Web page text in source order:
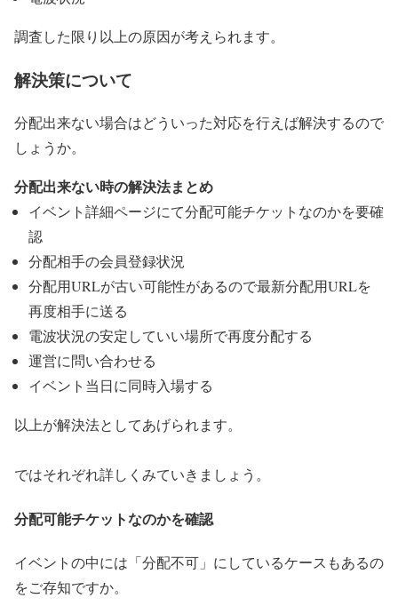
調査した限り以上の原因が考えられます。
解決策について
分配出来ない場合はどういった対応を行えば解決するので
しょうか。
分配出来ない時の解決法まとめ
イベント詳細ページにて分配可能チケットなのかを要確
認
分配相手の会員登録状況
分配用URLが古い可能性があるので最新分配用URLを
再度相手に送る
電波状況の安定していい場所で再度分配する
運営に問い合わせる
イベント当日に同時入場する
以上が解決法としてあげられます。
ではそれぞれ詳しくみていきましょう。
分配可能チケットなのかを確認
イベントの中には「分配不可」にしているケースもあるの
をご存知ですか。